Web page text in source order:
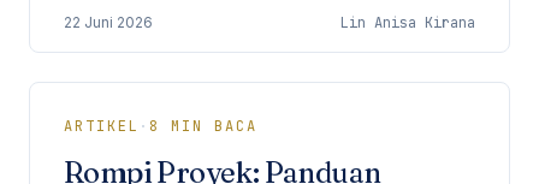
22 Juni 2026 Lin Anisa Kirana
ARTIKEL · 8 MIN BACA
Rompi Proyek: Panduan